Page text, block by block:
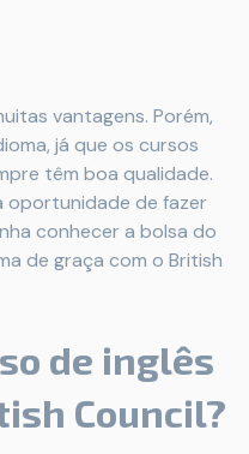
vantagens. Porém,
já que os cursos
têm boa qualidade.
oportunidade de fazer
conhecer a bolsa do
de graça com o British
de inglês
Council?